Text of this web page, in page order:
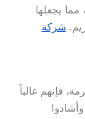
يجعلها
شركة
فإنهم غالباً